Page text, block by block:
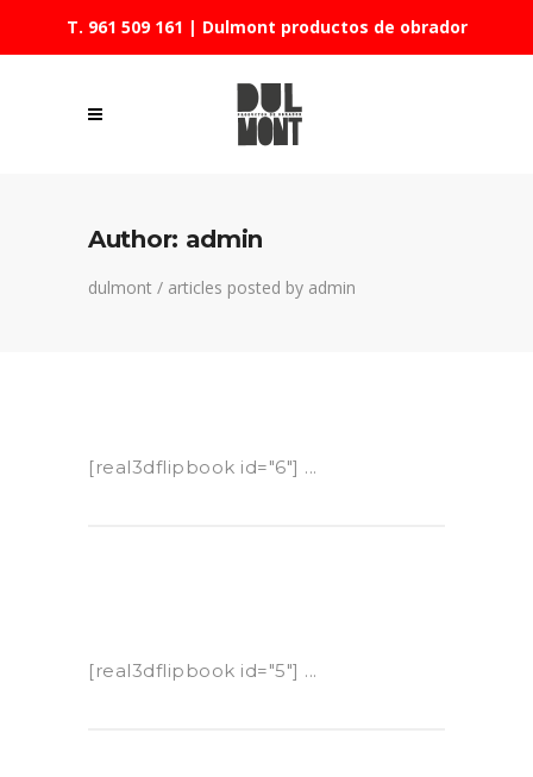
T. 961 509 161 | Dulmont productos de obrador
Author: admin
dulmont / articles posted by admin
[real3dflipbook id="6"] ...
[real3dflipbook id="5"] ...